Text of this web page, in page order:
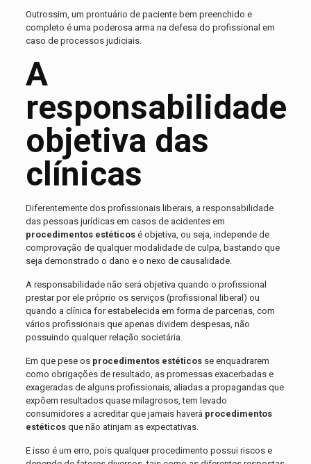
Outrossim, um prontuário de paciente bem preenchido e
completo é uma poderosa arma na defesa do profissional em
caso de processos judiciais.
A
responsabilidade
objetiva das
clínicas
Diferentemente dos profissionais liberais, a responsabilidade
das pessoas jurídicas em casos de acidentes em
procedimentos estéticosé objetiva, ou seja, independe de
comprovação de qualquer modalidade de culpa, bastando que
seja demonstrado o dano e o nexo de causalidade.
A responsabilidade não será objetiva quando o profissional
prestar por ele próprio os serviços (profissional liberal) ou
quando a clínica for estabelecida em forma de parcerias, com
vários profissionais que apenas dividem despesas, não
possuindo qualquer relação societária.
Em que pese os procedimentos estéticosse enquadrarem
como obrigações de resultado, as promessas exacerbadas e
exageradas de alguns profissionais, aliadas a propagandas que
expõem resultados quase milagrosos, tem levado
consumidores a acreditar que jamais haverá procedimentos
estéticosque não atinjam as expectativas.
E isso é um erro, pois qualquer procedimento possui riscos e